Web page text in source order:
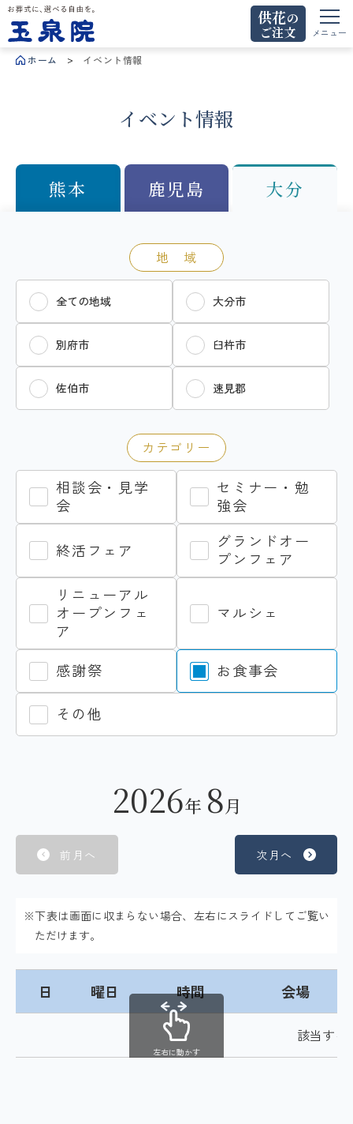
お葬式に、選べる自由を。玉泉院
供花の
ご注文
メニュー
ホーム イベント情報
イベント情報
熊本 鹿児島 大分
地 域
全ての地域 大分市
別府市 臼杵市
佐伯市 速見郡
カテゴリー
相談会・見学
会
セミナー・勉
強会
終活フェア
グランドオー
プンフェア
リニューアル
オープンフェ
ア
マルシェ
感謝祭 お食事会
その他
2026年 8月
前月へ 次月へ
※下表は画面に収まらない場合、左右にスライドしてご覧い
ただけます。
日 曜日 時間 会場
該当する
左右に動かす